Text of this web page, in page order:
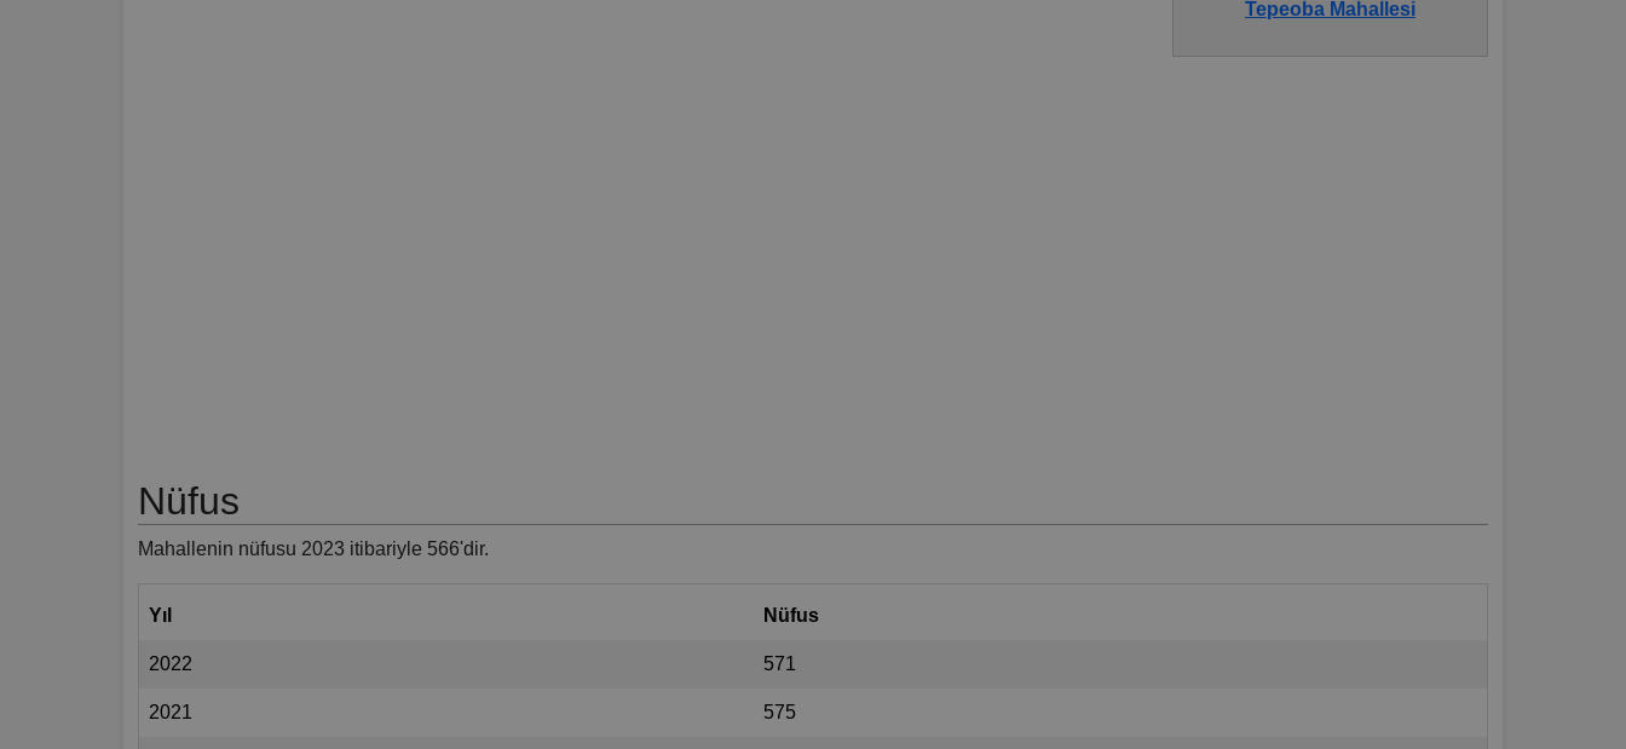
Tepeoba Mahallesi
Nüfus
Mahallenin nüfusu 2023 itibariyle 566'dir.
Yıl Nüfus
2022 571
2021 575